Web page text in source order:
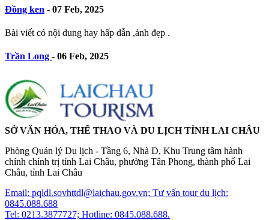
Đồng ken - 07 Feb, 2025
Bài viết có nội dung hay hấp dẫn ,ảnh đẹp .
Trần Long - 06 Feb, 2025
SỞ VĂN HÓA, THỂ THAO VÀ DU LỊCH TỈNH LAI CHÂU
Phòng Quản lý Du lịch - Tầng 6, Nhà D, Khu Trung tâm hành
chính chính trị tỉnh Lai Châu, phường Tân Phong, thành phố Lai
Châu, tỉnh Lai Châu
Email: pqldl.sovhttdl@laichau.gov.vn; Tư vấn tour du lịch:
0845.088.688
Tel: 0213.3877727; Hotline: 0845.088.688.